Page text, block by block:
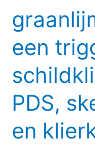
een
PDS,
en
op
graanlijmplaque,
’t
is
een
trigger